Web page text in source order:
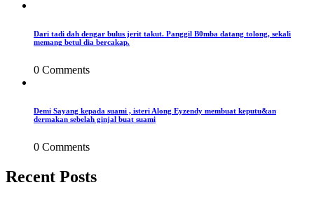
Dari tadi dah dengar bulus jerit takut. Panggil B0mba datang tolong, sekali
memang betul dia bercakap.
0 Comments
Demi Sayang kepada suami , isteri Along Eyzendy membuat keputu&an
dermakan sebelah ginjal buat suami
0 Comments
Recent Posts